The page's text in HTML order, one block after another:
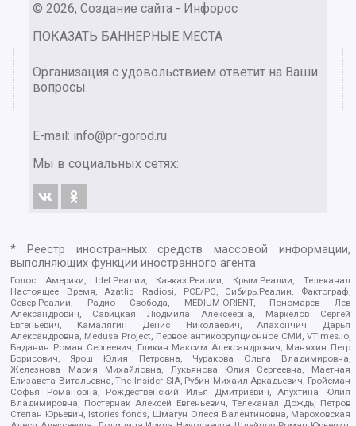
© 2026, Создание сайта - Инфорос
ПОКАЗАТЬ БАННЕРНЫЕ МЕСТА
Организация с удовольствием ответит на Ваши
вопросы.
E-mail: info@pr-gorod.ru
Мы в социальных сетях:
* Реестр иностранных средств массовой информации,
выполняющих функции иностранного агента:
Голос Америки, Idel.Реалии, Кавказ.Реалии, Крым.Реалии, Телеканал
Настоящее Время, Azatliq Radiosi, PCE/PC, Сибирь.Реалии, Фактограф,
Север.Реалии, Радио Свобода, MEDIUM-ORIENT, Пономарев Лев
Александрович, Савицкая Людмила Алексеевна, Маркелов Сергей
Евгеньевич, Камалягин Денис Николаевич, Апахончич Дарья
Александровна, Medusa Project, Первое антикоррупционное СМИ, VTimes.io,
Баданин Роман Сергеевич, Гликин Максим Александрович, Маняхин Петр
Борисович, Ярош Юлия Петровна, Чуракова Ольга Владимировна,
Железнова Мария Михайловна, Лукьянова Юлия Сергеевна, Маетная
Елизавета Витальевна, The Insider SIA, Рубин Михаил Аркадьевич, Гройсман
Софья Романовна, Рождественский Илья Дмитриевич, Апухтина Юлия
Владимировна, Постернак Алексей Евгеньевич, Телеканал Дождь, Петров
Степан Юрьевич, Istories fonds, Шмагун Олеся Валентиновна, Мароховская